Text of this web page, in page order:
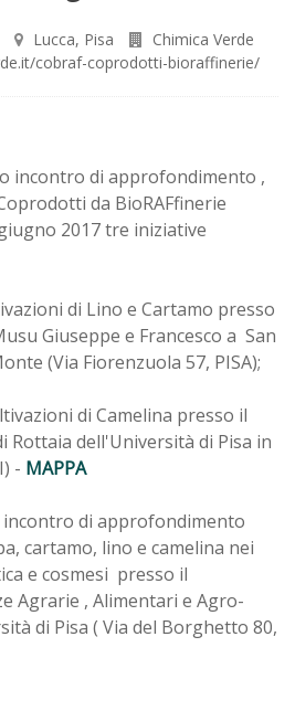
Lucca, Pisa
Chimica Verde
cobraf-coprodotti-bioraffinerie/
incontro di approfondimento ,
da BioRAFfinerie
2017 tre iniziative
di Lino e Cartamo presso
Giuseppe e Francesco a San
(Via Fiorenzuola 57, PISA);
di Camelina presso il
Rottaia dell'Università di Pisa in
- MAPPA
di approfondimento
cartamo, lino e camelina nei
e cosmesi presso il
Agrarie , Alimentari e Agro-
di Pisa ( Via del Borghetto 80,